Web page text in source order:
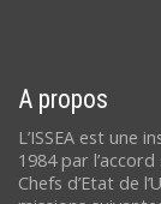
A propos
L’ISSEA est une
1984 par
Chefs d’Etat de